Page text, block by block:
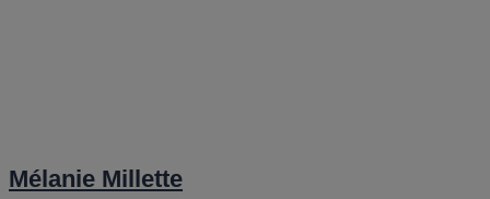
Mélanie Millette